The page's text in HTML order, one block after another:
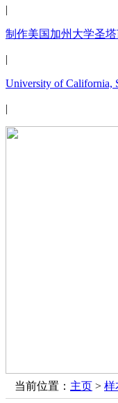
|
制作美国加州大学圣
|
University of California,
|
当前位置： 主页 > 样